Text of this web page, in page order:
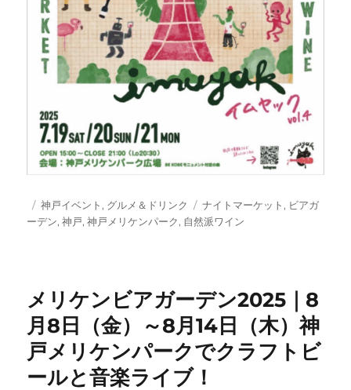
投
稿
カ
テ
神戸イベント, グルメ＆ドリンク
タ
グ
ナイトマーケット, ビアガ
ーデン,神戸,神戸メリケンパーク, 自然派ワイン
メリケンビアガーデン2025｜8
月8日（金）～8月14日（木）神
戸メリケンパークでクラフトビ
ールと音楽ライブ！